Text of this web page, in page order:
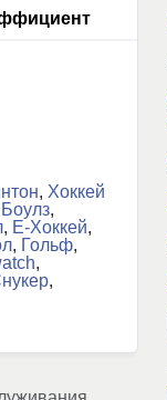
, Хоккей
Боулз,
, Е-Хоккей,
, Гольф,
,
,